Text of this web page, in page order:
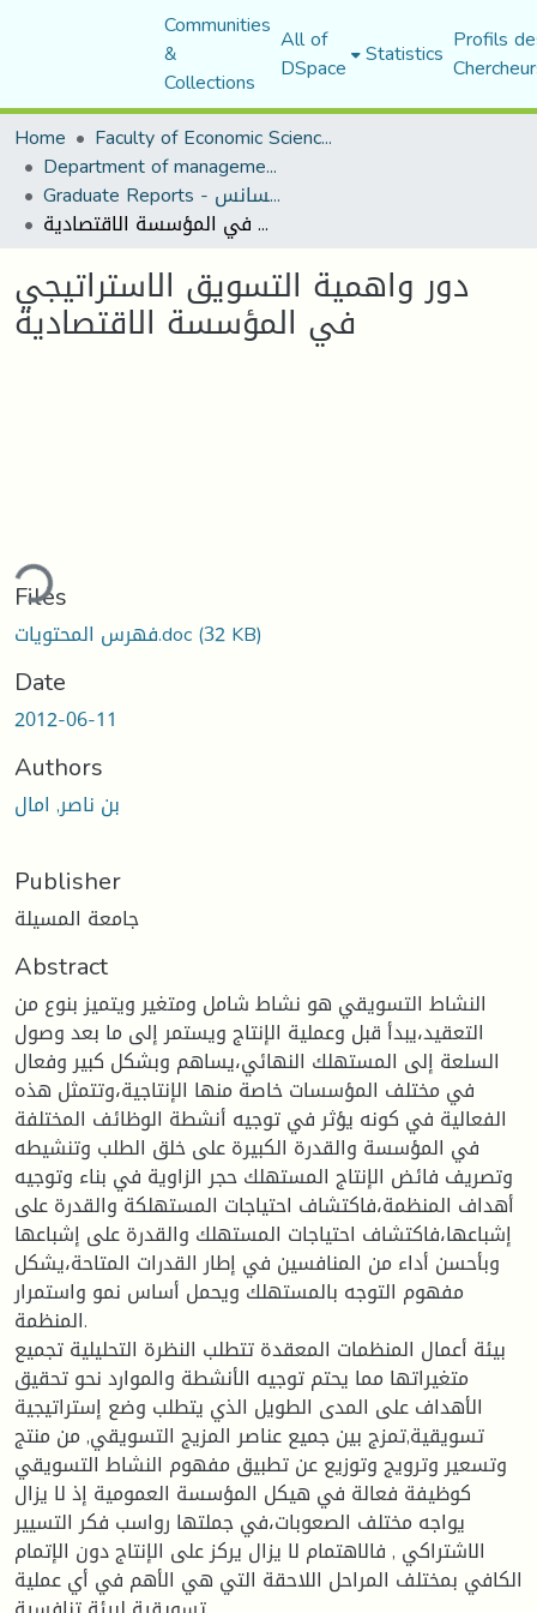
Communities
&
Collections
All of
DSpace Statistics Profils
Home
Faculty of Economic Sciences, Commerce and Management Sciences
Department of management sciences
Graduate Reports - تقارير الليسانس
دور واهمية التسويق الاستراتيجي في المؤسسة الاقتصادية
دور واهمية التسويق الاستراتيجي
في المؤسسة الاقتصادية
Files
فهرس المحتويات.doc(32 KB)
Date
2012-06-11
Authors
بن ناصر, امال
Publisher
جامعة المسيلة
Abstract
النشاط التسويقي هو نشاط شامل ومتغير ويتميز بنوع من
التعقيد،يبدأ قبل وعملية الإنتاج ويستمر إلى ما بعد وصول
السلعة إلى المستهلك النهائي،يساهم وبشكل كبير وفعال
في مختلف المؤسسات خاصة منها الإنتاجية،وتتمثل هذه
الفعالية في كونه يؤثر في توجيه أنشطة الوظائف المختلفة
في المؤسسة والقدرة الكبيرة على خلق الطلب وتنشيطه
وتصريف فائض الإنتاج المستهلك حجر الزاوية في بناء وتوجيه
أهداف المنظمة،فاكتشاف احتياجات المستهلكة والقدرة على
إشباعها،فاكتشاف احتياجات المستهلك والقدرة على إشباعها
وبأحسن أداء من المنافسين في إطار القدرات المتاحة،يشكل
مفهوم التوجه بالمستهلك ويحمل أساس نمو واستمرار
المنظمة.
بيئة أعمال المنظمات المعقدة تتطلب النظرة التحليلية تجميع
متغيراتها مما يحتم توجيه الأنشطة والموارد نحو تحقيق
الأهداف على المدى الطويل الذي يتطلب وضع إستراتيجية
تسويقية,تمزج بين جميع عناصر المزيج التسويقي, من منتج
وتسعير وترويج وتوزيع عن تطبيق مفهوم النشاط التسويقي
كوظيفة فعالة في هيكل المؤسسة العمومية إذ لا يزال
يواجه مختلف الصعوبات،في جملتها رواسب فكر التسيير
الاشتراكي , فالاهتمام لا يزال يركز على الإنتاج دون الإتمام
الكافي بمختلف المراحل اللاحقة التي هي الأهم في أي عملية